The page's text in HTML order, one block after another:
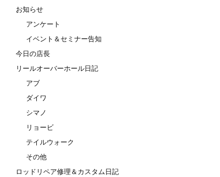
お知らせ
アンケート
イベント＆セミナー告知
今日の店長
リールオーバーホール日記
アブ
ダイワ
シマノ
リョービ
テイルウォーク
その他
ロッドリペア修理＆カスタム日記